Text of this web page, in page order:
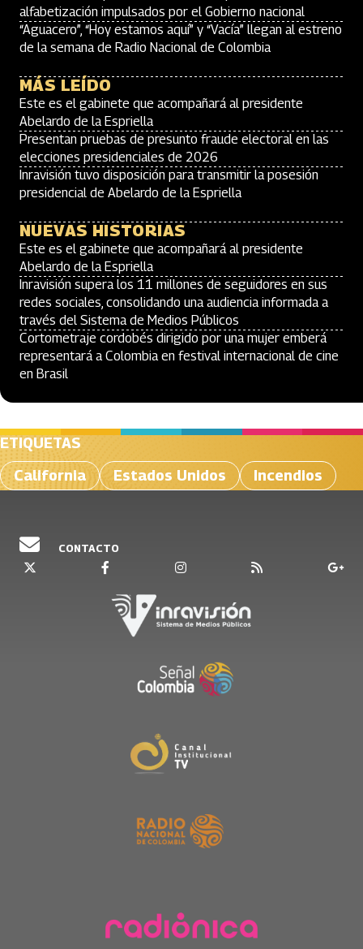
alfabetización impulsados por el Gobierno nacional
“Aguacero”, “Hoy estamos aquí” y “Vacía” llegan al estreno
de la semana de Radio Nacional de Colombia
MÁS LEÍDO
Este es el gabinete que acompañará al presidente
Abelardo de la Espriella
Presentan pruebas de presunto fraude electoral en las
elecciones presidenciales de 2026
Inravisión tuvo disposición para transmitir la posesión
presidencial de Abelardo de la Espriella
NUEVAS HISTORIAS
Este es el gabinete que acompañará al presidente
Abelardo de la Espriella
Inravisión supera los 11 millones de seguidores en sus
redes sociales, consolidando una audiencia informada a
través del Sistema de Medios Públicos
Cortometraje cordobés dirigido por una mujer emberá
representará a Colombia en festival internacional de cine
en Brasil
ETIQUETAS
California
Estados Unidos Incendios
CONTACTO